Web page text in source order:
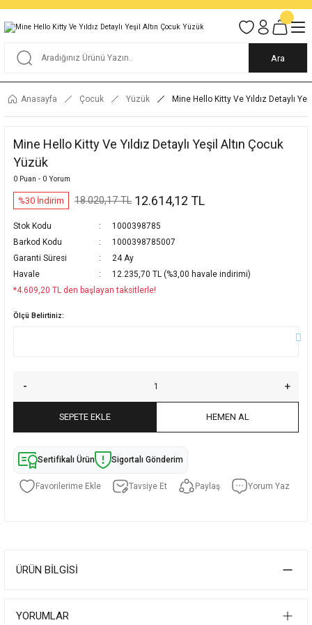
Tüm Alışverişlerde KARGO BEDAVA
Garantili Ve Sigortalı Kargo
Ankara İçi Elden Teslimat İmkanı
24/7 Müşteri Destek Hizmeti
Ara
Anasayfa Çocuk Yüzük Mine Hello Kitty Ve Yıldız Detaylı
Mine Hello Kitty Ve Yıldız Detaylı Yeşil Altın Çocuk
Yüzük
0 Puan - 0 Yorum
%30 İndirim 18.020,17 TL 12.614,12 TL
Stok Kodu
1000398785
Barkod Kodu
1000398785007
Garanti Süresi
24 Ay
Havale
12.235,70 TL (%3,00 havale indirimi)
*4.609,20 TL den başlayan taksitlerle!
Ölçü Belirtiniz:
SEPETE EKLE HEMEN AL
Sertifikalı Ürün Sigortalı Gönderim
Tavsiye Et Paylaş Yorum Yaz
ÜRÜN BILGISI
YORUMLAR